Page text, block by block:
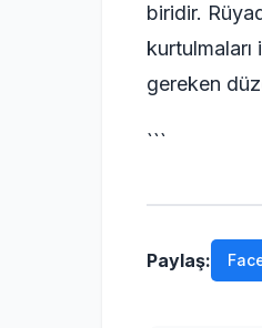
biridir.
gereken
```
Paylaş: